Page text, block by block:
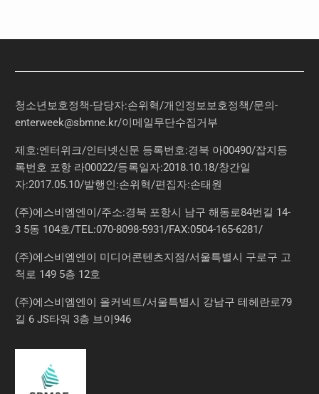
청소년보호정책-담당자:손위혁/개인정보보호정책/문의-
enterweek@sbmne.kr/이메일무단수집거부
제호:엔터위크/인터넷신문 등록번호:경북 아00490/잡지등
록번호 포항 라00022/등록일자:2018.10.18/창간일
자:2017.05.10/발행인:손위혁/편집자:손태원
(주)에스비엠엔이/주소:경북 포항시 남구 해동로84번길 14-
3 5동 104호/TEL:070-8098-5931/FAX:0504-165-6281/
(주)에스비엠엔이 미디어콘텐츠지점/서울특별시 구로구 고
척로 149 5층 12호
(주)에스비엠엔이 올커넥트/서울특별시 강남구 테헤란로79
길 6 JS타워 3층 브이946